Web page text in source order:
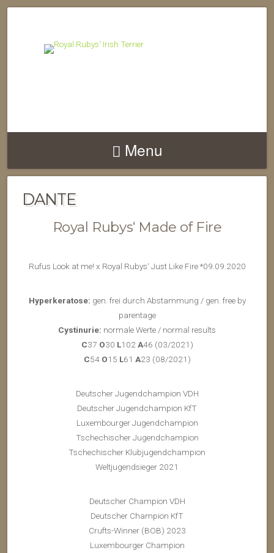
Menu
DANTE
Royal Rubys‘ Made of Fire
Rufus Look at me! x Royal Rubys‘ Just Like Fire *09.09.2020
Hyperkeratose: gen. frei durch Abstammung / gen. free by
parentage
Cystinurie: normale Werte / normal results
C37 O30 L102 A46 (03/2021)
C54 O15 L61 A23 (08/2021)
Deutscher Jugendchampion VDH
Deutscher Jugendchampion KfT
Luxembourger Jugendchampion
Tschechischer Jugendchampion
Tschechischer Klubjugendchampion
Weltjugendsieger 2021
Deutscher Champion VDH
Deutscher Champion KfT
Crufts-Winner (BOB) 2023
Luxembourger Champion